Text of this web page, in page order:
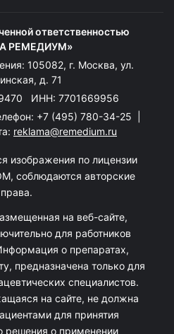
ответственностью
РЕМЕДИУМ»
105082, г. Москва, ул.
д. 71
ИНН: 7701669956
+7 (495) 780-34-25
reklama@remedium.ru
изображения по лицензии
соблюдаются авторские
права.
на веб-сайте,
для работников
о препаратах,
предназначена только для
специалистов.
на сайте, не должна
для принятия
решения о применении